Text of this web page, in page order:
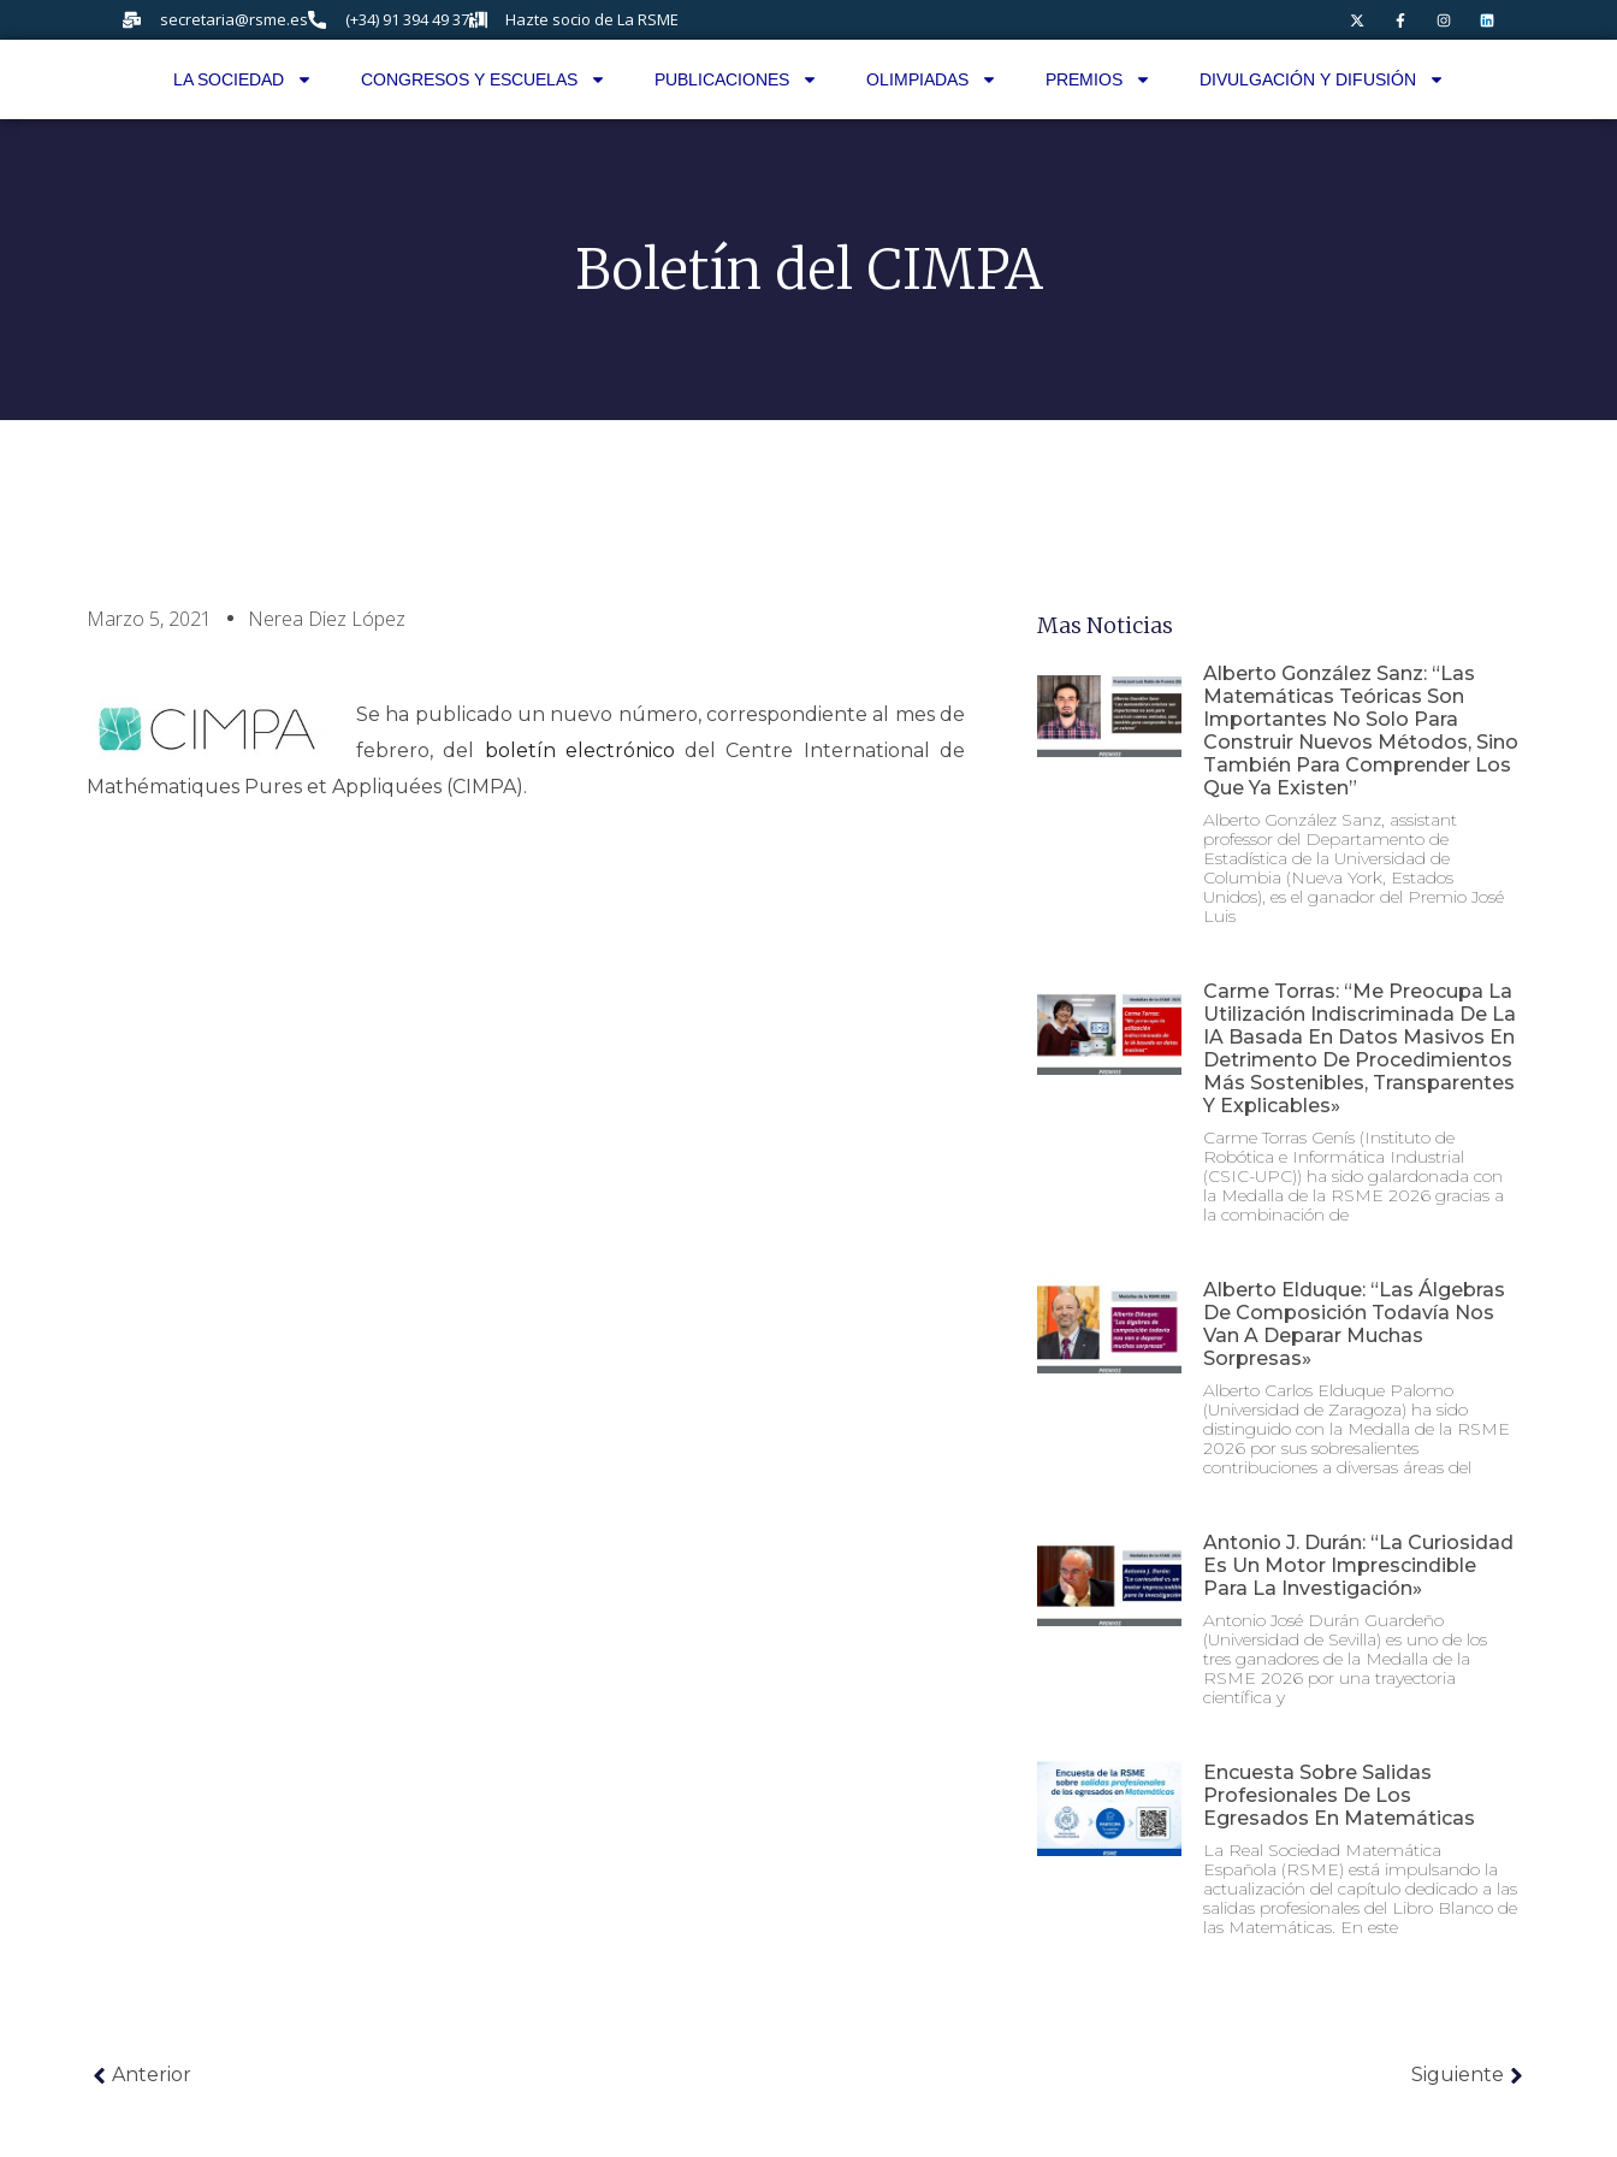
secretaria@rsme.es (+34) 91 394 49 37 Hazte socio de La RSME
LA SOCIEDAD CONGRESOS Y ESCUELAS PUBLICACIONES OLIMPIADAS PREMIOS DIVULGACIÓN Y DIFUSIÓN
Boletín del CIMPA
Marzo 5, 2021 Nerea Diez López
Se ha publicado un nuevo número, correspondiente al mes de
febrero, del boletín electrónico del Centre International de
Mathématiques Pures et Appliquées (CIMPA).
Mas Noticias
Alberto González Sanz: “Las
Matemáticas Teóricas Son
Importantes No Solo Para
Construir Nuevos Métodos, Sino
También Para Comprender Los
Que Ya Existen”
Alberto González Sanz, assistant
professor del Departamento de
Estadística de la Universidad de
Columbia (Nueva York, Estados
Unidos), es el ganador del Premio José
Luis
Carme Torras: “Me Preocupa La
Utilización Indiscriminada De La
IA Basada En Datos Masivos En
Detrimento De Procedimientos
Más Sostenibles, Transparentes
Y Explicables»
Carme Torras Genís (Instituto de
Robótica e Informática Industrial
(CSIC-UPC)) ha sido galardonada con
la Medalla de la RSME 2026 gracias a
la combinación de
Alberto Elduque: “Las Álgebras
De Composición Todavía Nos
Van A Deparar Muchas
Sorpresas»
Alberto Carlos Elduque Palomo
(Universidad de Zaragoza) ha sido
distinguido con la Medalla de la RSME
2026 por sus sobresalientes
contribuciones a diversas áreas del
Antonio J. Durán: “La Curiosidad
Es Un Motor Imprescindible
Para La Investigación»
Antonio José Durán Guardeño
(Universidad de Sevilla) es uno de los
tres ganadores de la Medalla de la
RSME 2026 por una trayectoria
científica y
Encuesta Sobre Salidas
Profesionales De Los
Egresados En Matemáticas
La Real Sociedad Matemática
Española (RSME) está impulsando la
actualización del capítulo dedicado a las
salidas profesionales del Libro Blanco de
las Matemáticas. En este
Anterior Siguiente